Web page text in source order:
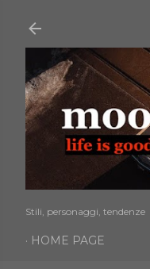
Stili, personaggi, tendenze
HOME PAGE